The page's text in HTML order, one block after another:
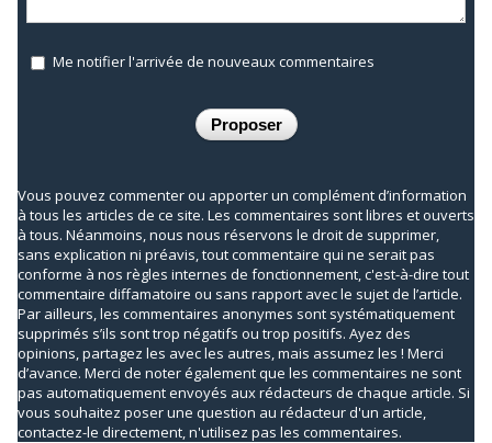
Me notifier l'arrivée de nouveaux commentaires
Vous pouvez commenter ou apporter un complément d’information
à tous les articles de ce site. Les commentaires sont libres et ouverts
à tous. Néanmoins, nous nous réservons le droit de supprimer,
sans explication ni préavis, tout commentaire qui ne serait pas
conforme à nos règles internes de fonctionnement, c'est-à-dire tout
commentaire diffamatoire ou sans rapport avec le sujet de l’article.
Par ailleurs, les commentaires anonymes sont systématiquement
supprimés s’ils sont trop négatifs ou trop positifs. Ayez des
opinions, partagez les avec les autres, mais assumez les ! Merci
d’avance. Merci de noter également que les commentaires ne sont
pas automatiquement envoyés aux rédacteurs de chaque article. Si
vous souhaitez poser une question au rédacteur d'un article,
contactez-le directement, n'utilisez pas les commentaires.